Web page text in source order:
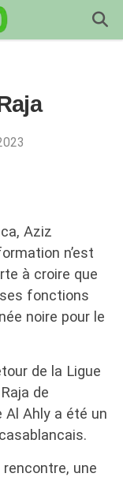
Aziz
n’est
à croire que
fonctions
noire pour le
de la Ligue
de
Al Ahly a été un
rencontre, une